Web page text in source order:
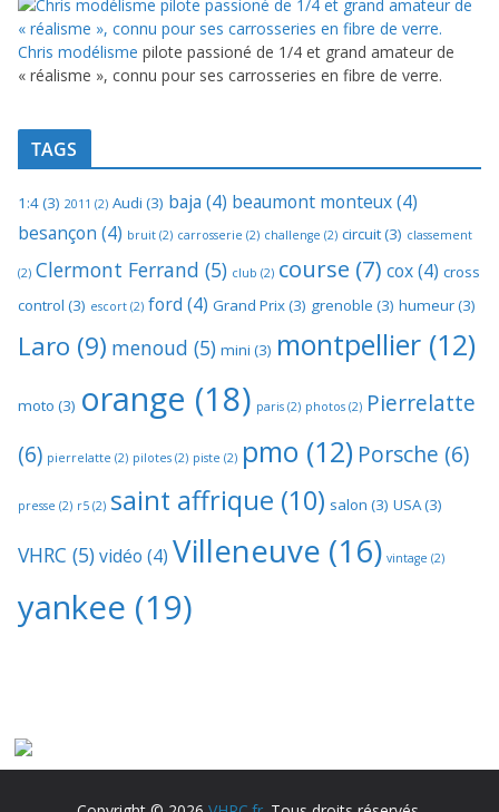
Chris modélisme pilote passioné de 1/4 et grand amateur de
« réalisme », connu pour ses carrosseries en fibre de verre.
TAGS
1:4(3) 2011 (2) Audi (3) baja (4) beaumont monteux(4)
besançon (4) bruit (2) carrosserie (2) challenge (2) circuit(3) classement
(2) Clermont Ferrand (5) club (2) course (7) cox(4) cross
control (3) escort (2) ford (4) Grand Prix(3) grenoble (3) humeur(3)
Laro (9) menoud (5) mini (3) montpellier (12)
moto (3) orange (18) paris (2) photos (2) Pierrelatte
(6) pierrelatte (2) pilotes (2) piste (2) pmo (12) Porsche (6)
presse (2) r5 (2) saint affrique (10) salon (3) USA(3)
VHRC (5)vidéo (4) Villeneuve (16) vintage (2)
yankee (19)